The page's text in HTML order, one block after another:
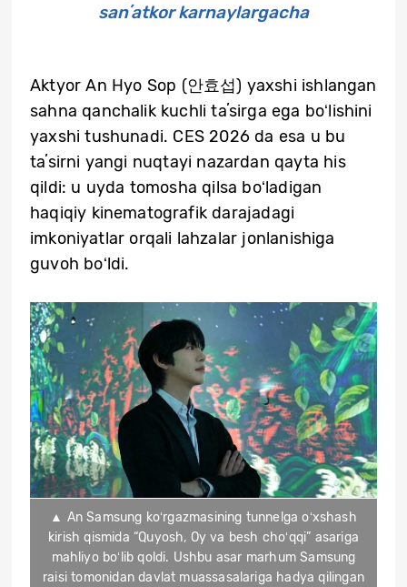
sanʼatkor karnaylargacha
Aktyor An Hyo Sop (안효섭) yaxshi ishlangan
sahna qanchalik kuchli taʼsirga ega boʻlishini
yaxshi tushunadi. CES 2026 da esa u bu
taʼsirni yangi nuqtayi nazardan qayta his
qildi: u uyda tomosha qilsa boʻladigan
haqiqiy kinematografik darajadagi
imkoniyatlar orqali lahzalar jonlanishiga
guvoh boʻldi.
▲ An Samsung koʻrgazmasining tunnelga oʻxshash
kirish qismida “Quyosh, Oy va besh choʻqqi” asariga
mahliyo boʻlib qoldi. Ushbu asar marhum Samsung
raisi tomonidan davlat muassasalariga hadya qilingan